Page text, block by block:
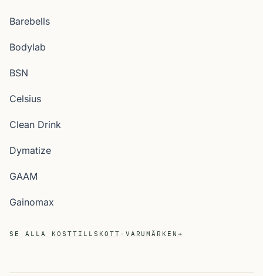
Barebells
Bodylab
BSN
Celsius
Clean Drink
Dymatize
GAAM
Gainomax
SE ALLA KOSTTILLSKOTT-VARUMÄRKEN→